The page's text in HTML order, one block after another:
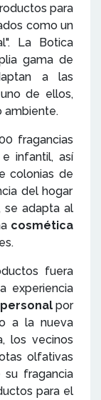
para
como un
La Botica
gama de
a las
de ellos,
ambiente.
fragancias
infantil, así
colonias de
del hogar
se adapta al
cosmética
fuera
experiencia
por
a la nueva
los vecinos
olfativas
fragancia
para el